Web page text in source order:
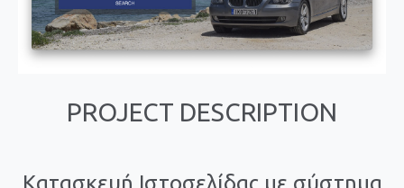
PROJECT DESCRIPTION